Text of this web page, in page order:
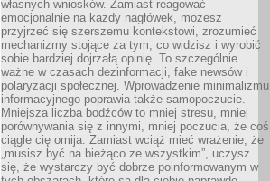
własnych wniosków. Zamiast reagować
emocjonalnie na każdy nagłówek, możesz
przyjrzeć się szerszemu kontekstowi, zrozumieć
mechanizmy stojące za tym, co widzisz i wyrobić
sobie bardziej dojrzałą opinię. To szczególnie
ważne w czasach dezinformacji, fake newsów i
polaryzacji społecznej. Wprowadzenie minimalizmu
informacyjnego poprawia także samopoczucie.
Mniejsza liczba bodźców to mniej stresu, mniej
porównywania się z innymi, mniej poczucia, że coś
ciągle cię omija. Zamiast wciąż mieć wrażenie, że
„musisz być na bieżąco ze wszystkim”, uczysz
się, że wystarczy być dobrze poinformowanym w